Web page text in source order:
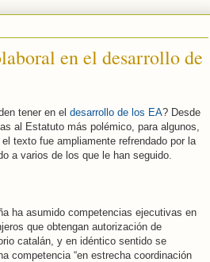
en el desarrollo de
tener en el desarrollo de los EA? Desde
al Estatuto más polémico, para algunos,
texto fue ampliamente refrendado por la
a varios de los que le han seguido.
ha asumido competencias ejecutivas en
que obtengan autorización de
catalán, y en idéntico sentido se
competencia “en estrecha coordinación